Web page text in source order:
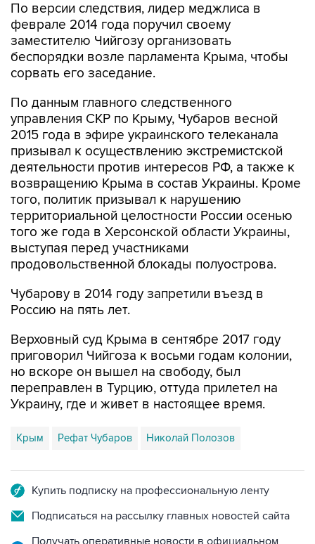
По версии следствия, лидер меджлиса в
феврале 2014 года поручил своему
заместителю Чийгозу организовать
беспорядки возле парламента Крыма, чтобы
сорвать его заседание.
По данным главного следственного
управления СКР по Крыму, Чубаров весной
2015 года в эфире украинского телеканала
призывал к осуществлению экстремистской
деятельности против интересов РФ, а также к
возвращению Крыма в состав Украины. Кроме
того, политик призывал к нарушению
территориальной целостности России осенью
того же года в Херсонской области Украины,
выступая перед участниками
продовольственной блокады полуострова.
Чубарову в 2014 году запретили въезд в
Россию на пять лет.
Верховный суд Крыма в сентябре 2017 году
приговорил Чийгоза к восьми годам колонии,
но вскоре он вышел на свободу, был
переправлен в Турцию, оттуда прилетел на
Украину, где и живет в настоящее время.
Крым Рефат Чубаров Николай Полозов
Купить подписку на профессиональную ленту
Подписаться на рассылку главных новостей сайта
Получать оперативные новости в официальном